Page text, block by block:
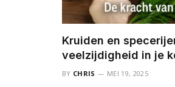
Kruiden en
veelzijdigheid in je
BY CHRIS MEI 19, 2025